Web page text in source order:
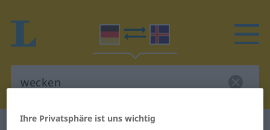
Ihre Privatsphäre ist uns wichtig